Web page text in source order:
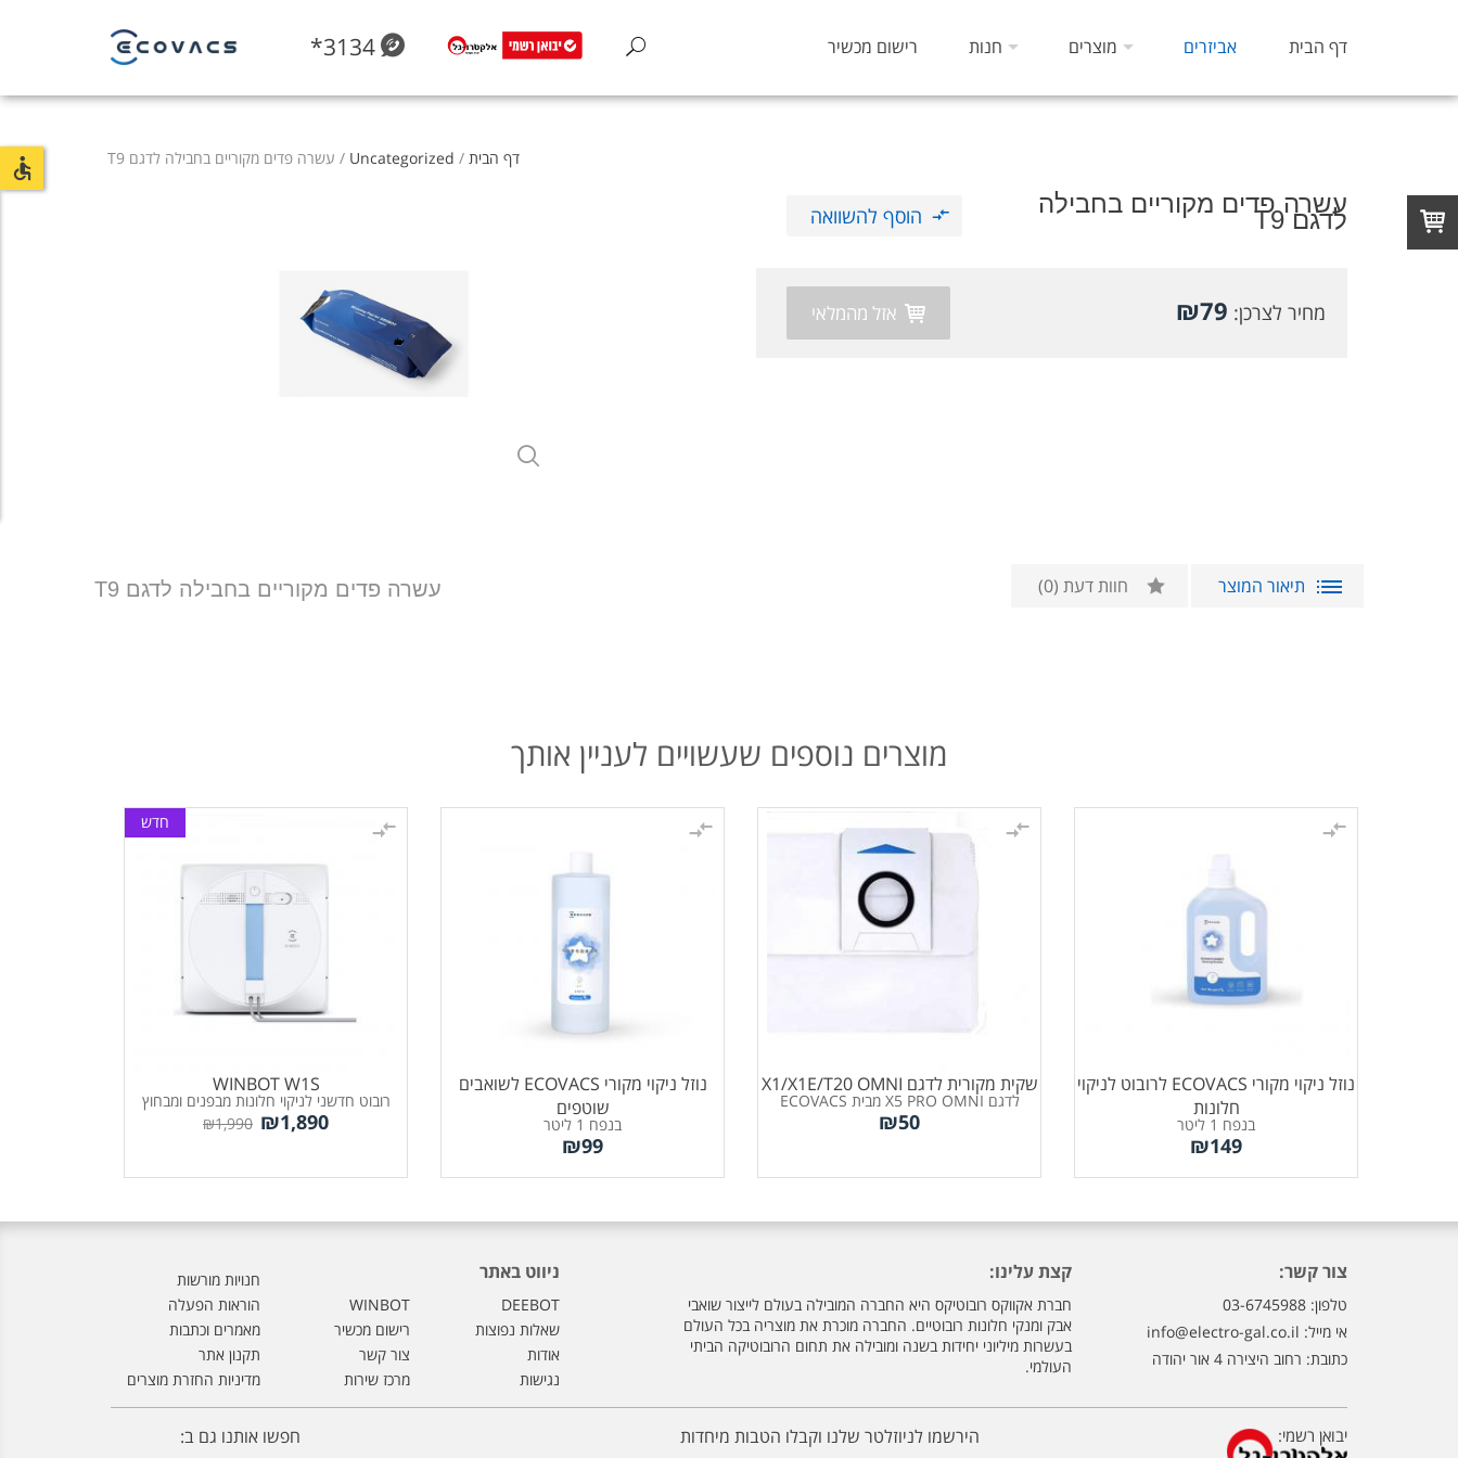
*3134 דף הבית אביזרים מוצרים חנות רישום מכשיר
דף הבית /
Uncategorized / עשרה פדים מקוריים בחבילה לדגם T9
עשרה פדים מקוריים בחבילה
לדגם T9 הוסף להשוואה
מחיר לצרכן: ₪79 אזל מהמלאי
תיאור המוצר חוות דעת (0) עשרה פדים מקוריים בחבילה לדגם T9
מוצרים נוספים שעשויים לעניין אותך
נוזל ניקוי מקורי ECOVACS לרובוט לניקוי
חלונות
בנפח 1 ליטר
₪149
שקית מקורית לדגם X1/X1E/T20 OMNI
לדגם X5 PRO OMNI מבית ECOVACS
₪50
נוזל ניקוי מקורי ECOVACS לשואבים
שוטפים
בנפח 1 ליטר
₪99
חדש
WINBOT W1S
רובוט חדשני לניקוי חלונות מבפנים ומבחוץ
₪1,890
₪1,990
צור קשר:
טלפון: 03-6745988
אי מייל: info@electro-gal.co.il
כתובת: רחוב היצירה 4 אור יהודה
קצת עלינו:
חברת אקווקס רובוטיקס היא החברה המובילה בעולם לייצור שואבי
אבק ומנקי חלונות רובוטיים. החברה מוכרת את מוצריה בכל העולם
בעשרות מיליוני יחידות בשנה ומובילה את תחום הרובוטיקה הביתי
העולמי.
חנויות מורשות
הוראות הפעלה
מאמרים וכתבות
תקנון אתר
מדיניות החזרת מוצרים
WINBOT
רישום מכשיר
צור קשר
מרכז שירות
ניווט באתר
DEEBOT
שאלות נפוצות
אודות
נגישות
יבואן רשמי: הירשמו לניוזלטר שלנו וקבלו הטבות מיחדות חפשו אותנו גם ב: